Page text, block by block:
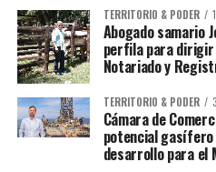
TERRITORIO & PODER
Abogado samario
perfila para dirigir
Notariado y
TERRITORIO & PODER
Cámara de
potencial gasífero
desarrollo para el